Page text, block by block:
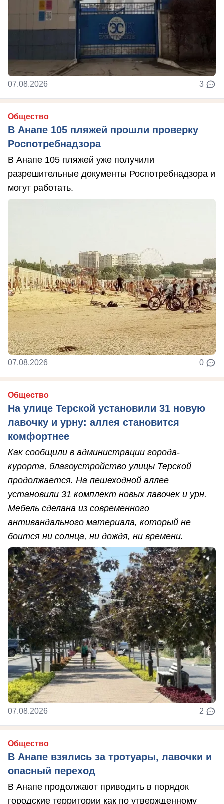
07.08.2026 3
Общество
В Анапе 105 пляжей прошли проверку
Роспотребнадзора
В Анапе 105 пляжей уже получили
разрешительные документы Роспотребнадзора и
могут работать.
07.08.2026 0
Общество
На улице Терской установили 31 новую
лавочку и урну: аллея становится
комфортнее
Как сообщили в администрации города-
курорта, благоустройство улицы Терской
продолжается. На пешеходной аллее
установили 31 комплект новых лавочек и урн.
Мебель сделана из современного
антивандального материала, который не
боится ни солнца, ни дождя, ни времени.
07.08.2026 2
Общество
В Анапе взялись за тротуары, лавочки и
опасный переход
В Анапе продолжают приводить в порядок
городские территории как по утвержденному